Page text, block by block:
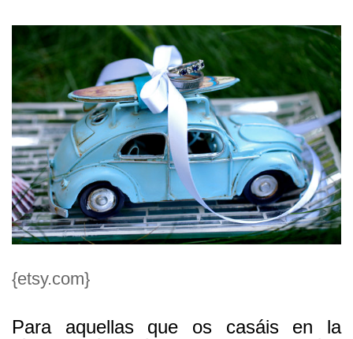
{etsy.com}
Para aquellas que os casáis en la